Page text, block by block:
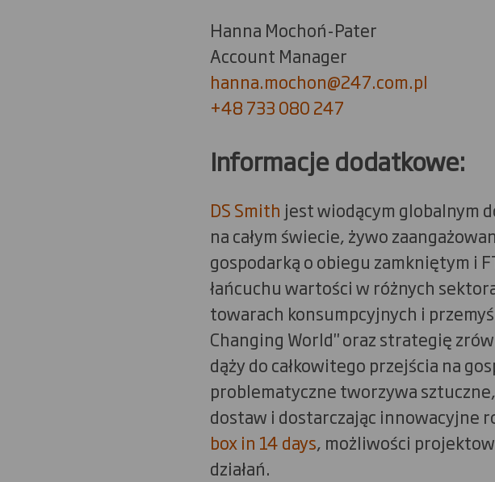
Hanna Mochoń-Pater
Account Manager
hanna.mochon@247.com.pl
+48 733 080 247
Informacje dodatkowe:
DS Smith jest wiodącym globalnym
na całym świecie, żywo
gospodarką o obiegu zamkniętym i
łańcuchu wartości w różnych
towarach konsumpcyjnych i
Changing World" oraz strategię
dąży do całkowitego przejścia na
problematyczne tworzywa
dostaw i dostarczając innowacyjne
box in 14 days, możliwości
działań.